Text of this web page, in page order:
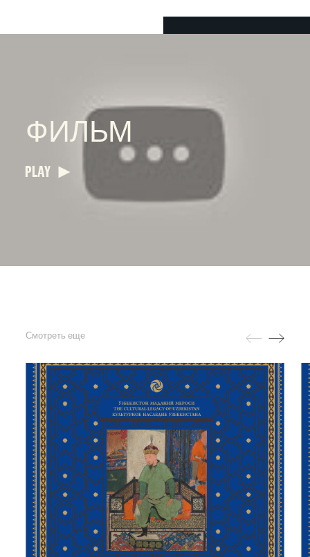
ФИЛЬМ
PLAY
Смотреть еще